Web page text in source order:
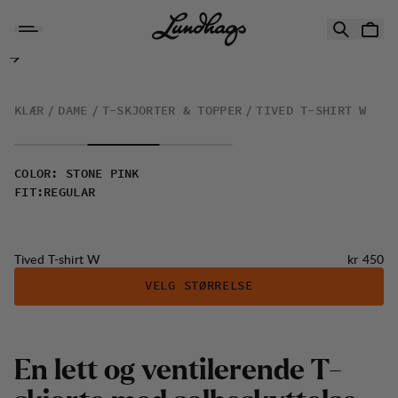
Tived T-shirt W
KLÆR DAME T-SKJORTER & TOPPER TIVED T-SHIRT W
COLOR : STONE PINK
FIT: REGULAR
Tived T-shirt W Pris:
kr 450
VELG STØRRELSE
En lett og ventilerende T-